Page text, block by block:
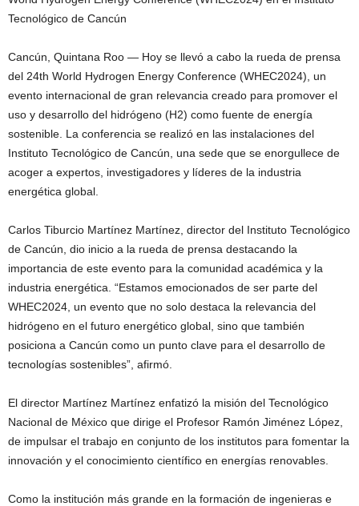
Tecnológico de Cancún
Cancún, Quintana Roo — Hoy se llevó a cabo la rueda de prensa
del 24th World Hydrogen Energy Conference (WHEC2024), un
evento internacional de gran relevancia creado para promover el
uso y desarrollo del hidrógeno (H2) como fuente de energía
sostenible. La conferencia se realizó en las instalaciones del
Instituto Tecnológico de Cancún, una sede que se enorgullece de
acoger a expertos, investigadores y líderes de la industria
energética global.
Carlos Tiburcio Martínez Martínez, director del Instituto Tecnológico
de Cancún, dio inicio a la rueda de prensa destacando la
importancia de este evento para la comunidad académica y la
industria energética. “Estamos emocionados de ser parte del
WHEC2024, un evento que no solo destaca la relevancia del
hidrógeno en el futuro energético global, sino que también
posiciona a Cancún como un punto clave para el desarrollo de
tecnologías sostenibles”, afirmó.
El director Martínez Martínez enfatizó la misión del Tecnológico
Nacional de México que dirige el Profesor Ramón Jiménez López,
de impulsar el trabajo en conjunto de los institutos para fomentar la
innovación y el conocimiento científico en energías renovables.
Como la institución más grande en la formación de ingenieras e